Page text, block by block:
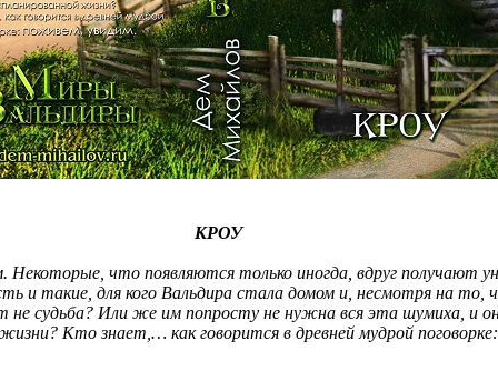
КРОУ
что появляются только иногда, вдруг получают
и такие, для кого Вальдира стала домом и, несмотря на
не судьба? Или же им попросту не нужна вся эта шумиха,
Кто знает,… как говорится в древней мудрой